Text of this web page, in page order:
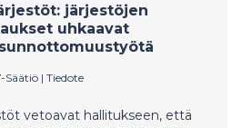
järjestöjen
uhkaavat
Säätiö | Tiedote
vetoavat hallitukseen, että